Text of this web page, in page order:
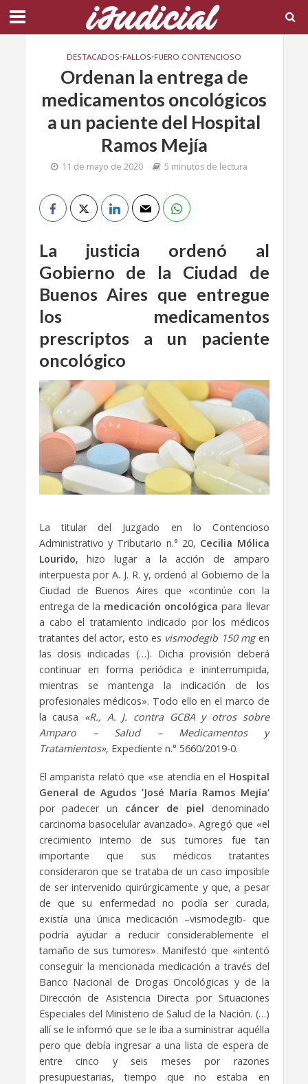
DESTACADOS•FALLOS•FUERO CONTENCIOSO
Ordenan la entrega de
medicamentos oncológicos
a un paciente del Hospital
Ramos Mejía
11 de mayo de 2020 5 minutos de lectura
La justicia ordenó al
Gobierno de la Ciudad de
Buenos Aires que entregue
los medicamentos
prescriptos a un paciente
oncológico
La titular del Juzgado en lo Contencioso
Administrativo y Tributario n.° 20, Cecilia Mólica
Lourido, hizo lugar a la acción de amparo
interpuesta por A. J. R. y, ordenó al Gobierno de la
Ciudad de Buenos Aires que «continúe con la
entrega de la medicación oncológica para llevar
a cabo el tratamiento indicado por los médicos
tratantes del actor, esto es vismodegib 150 mgen
las dosis indicadas (…). Dicha provisión deberá
continuar en forma periódica e ininterrumpida,
mientras se mantenga la indicación de los
profesionales médicos». Todo ello en el marco de
la causa «R., A. J. contra GCBA y otros sobre
Amparo – Salud – Medicamentos y
Tratamientos», Expediente n.° 5660/2019-0.
El amparista relató que «se atendía en el Hospital
General de Agudos ‘José María Ramos Mejía’
por padecer un cáncer de piel denominado
carcinoma basocelular avanzado». Agregó que «el
crecimiento interno de sus tumores fue tan
importante que sus médicos tratantes
consideraron que se trataba de un caso imposible
de ser intervenido quirúrgicamente y que, a pesar
de que su enfermedad no podía ser curada,
existía una única medicación –vismodegib- que
podría ayudar a reducir considerablemente el
tamaño de sus tumores». Manifestó que «intentó
conseguir la mencionada medicación a través del
Banco Nacional de Drogas Oncológicas y de la
Dirección de Asistencia Directa por Situaciones
Especiales del Ministerio de Salud de la Nación. (…)
allí se le informó que se le iba a suministrar aquélla
pero que debía ingresar a una lista de espera de
entre cinco y seis meses por razones
presupuestarias, tiempo que no estaba en